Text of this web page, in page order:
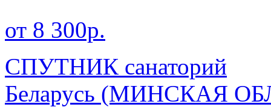
от 8 300р.
СПУТНИК санаторий
Беларусь (МИНСКАЯ